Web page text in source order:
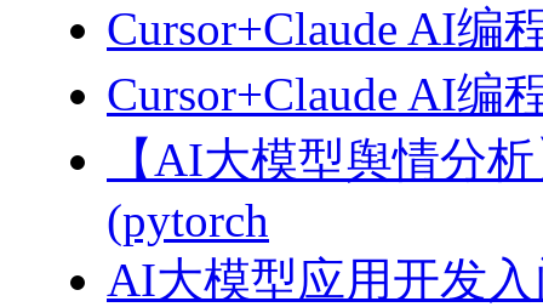
Cursor+Claude AI编
Cursor+Claude AI编
【AI大模型舆情分
(pytorch
AI大模型应用开发入